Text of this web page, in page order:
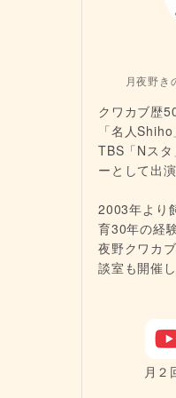
月夜野
クワカブ歴
「名人
TBS「Nス
ーとして出演
2003年より
育30年の経
夜野クワカ
談室も開催
月２